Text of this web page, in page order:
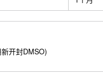
开封DMSO)